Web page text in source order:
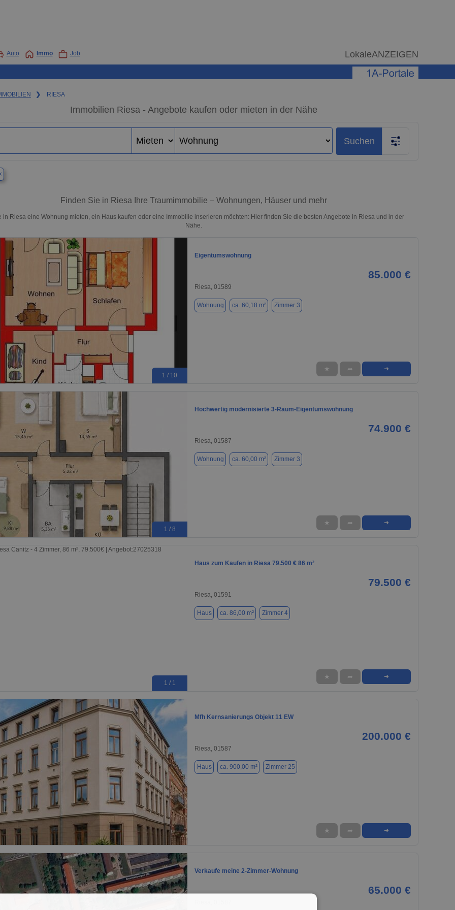
Auto Immo Job LokaleANZEIGEN
❯ RIESA
Immobilien Riesa - Angebote kaufen oder mieten in der Nähe
Suchen
Finden Sie in Riesa Ihre Traumimmobilie – Wohnungen, Häuser und mehr
in Riesa eine Wohnung mieten, ein Haus kaufen oder eine Immobilie inserieren möchten: Hier finden Sie die besten Angebote in Riesa und in der
Nähe.
1 / 10
Eigentumswohnung
85.000 €
Riesa, 01589
Wohnung ca. 60,18 m² Zimmer 3
★ ➦ ➜
1 / 8
Hochwertig modernisierte 3-Raum-Eigentumswohnung
74.900 €
Riesa, 01587
Wohnung ca. 60,00 m² Zimmer 3
★ ➦ ➜
1 / 1
Haus zum Kaufen in Riesa 79.500 € 86 m²
79.500 €
Riesa, 01591
Haus ca. 86,00 m² Zimmer 4
★ ➦ ➜
1 / 2
Mfh Kernsanierungs Objekt 11 EW
200.000 €
Riesa, 01587
Haus ca. 900,00 m² Zimmer 25
★ ➦ ➜
Verkaufe meine 2-Zimmer-Wohnung
65.000 €